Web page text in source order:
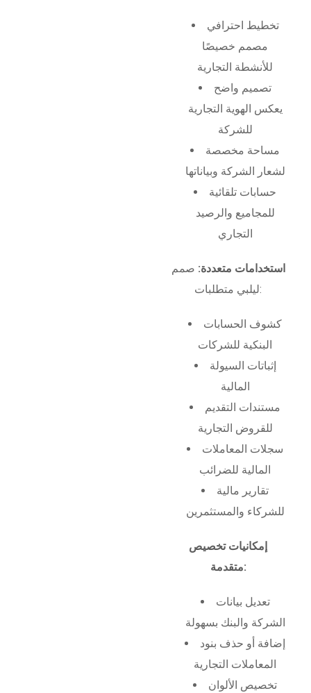
تخطيط احترافي
مصمم خصيصًا
للأنشطة التجارية
تصميم واضح
يعكس الهوية التجارية
للشركة
مساحة مخصصة
لشعار الشركة وبياناتها
حسابات تلقائية
للمجاميع والرصيد
التجاري
استخدامات متعددة: صمم
ليلبي متطلبات:
كشوف الحسابات
البنكية للشركات
إثباتات السيولة
المالية
مستندات التقديم
للقروض التجارية
سجلات المعاملات
المالية للضرائب
تقارير مالية
للشركاء والمستثمرين
إمكانيات تخصيص
متقدمة:
تعديل بيانات
الشركة والبنك بسهولة
إضافة أو حذف بنود
المعاملات التجارية
تخصيص الألوان